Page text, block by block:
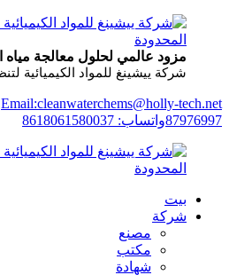
مزود عالمي لحلول معالجة
شركة ييشينغ للمواد الكيميائية
Email:cleanwaterchems@holly-tech.net
87976997واتساب: 8618061580037
بيت
شركة
مصنع
مكتب
شهادة